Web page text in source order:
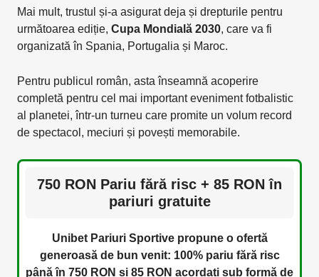
Mai mult, trustul și-a asigurat deja și drepturile pentru
următoarea ediție, Cupa Mondială 2030, care va fi
organizată în Spania, Portugalia și Maroc.
Pentru publicul român, asta înseamnă acoperire
completă pentru cel mai important eveniment fotbalistic
al planetei, într-un turneu care promite un volum record
de spectacol, meciuri și povești memorabile.
750 RON Pariu fără risc + 85 RON în
pariuri gratuite
Unibet Pariuri Sportive propune o ofertă
generoasă de bun venit: 100% pariu fără risc
până în 750 RON și 85 RON acordați sub formă de